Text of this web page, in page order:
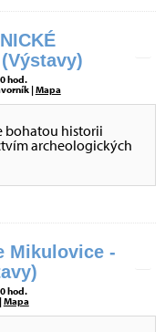
hod.
|Mapa
bohatou historii
archeologických
Mikulovice -
hod.
Mapa